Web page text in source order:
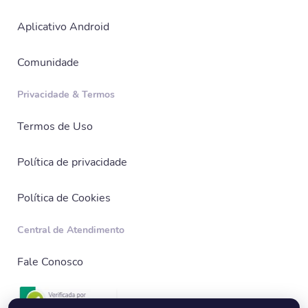
Aplicativo Android
Comunidade
Privacidade & Termos
Termos de Uso
Política de privacidade
Política de Cookies
Central de Atendimento
Fale Conosco